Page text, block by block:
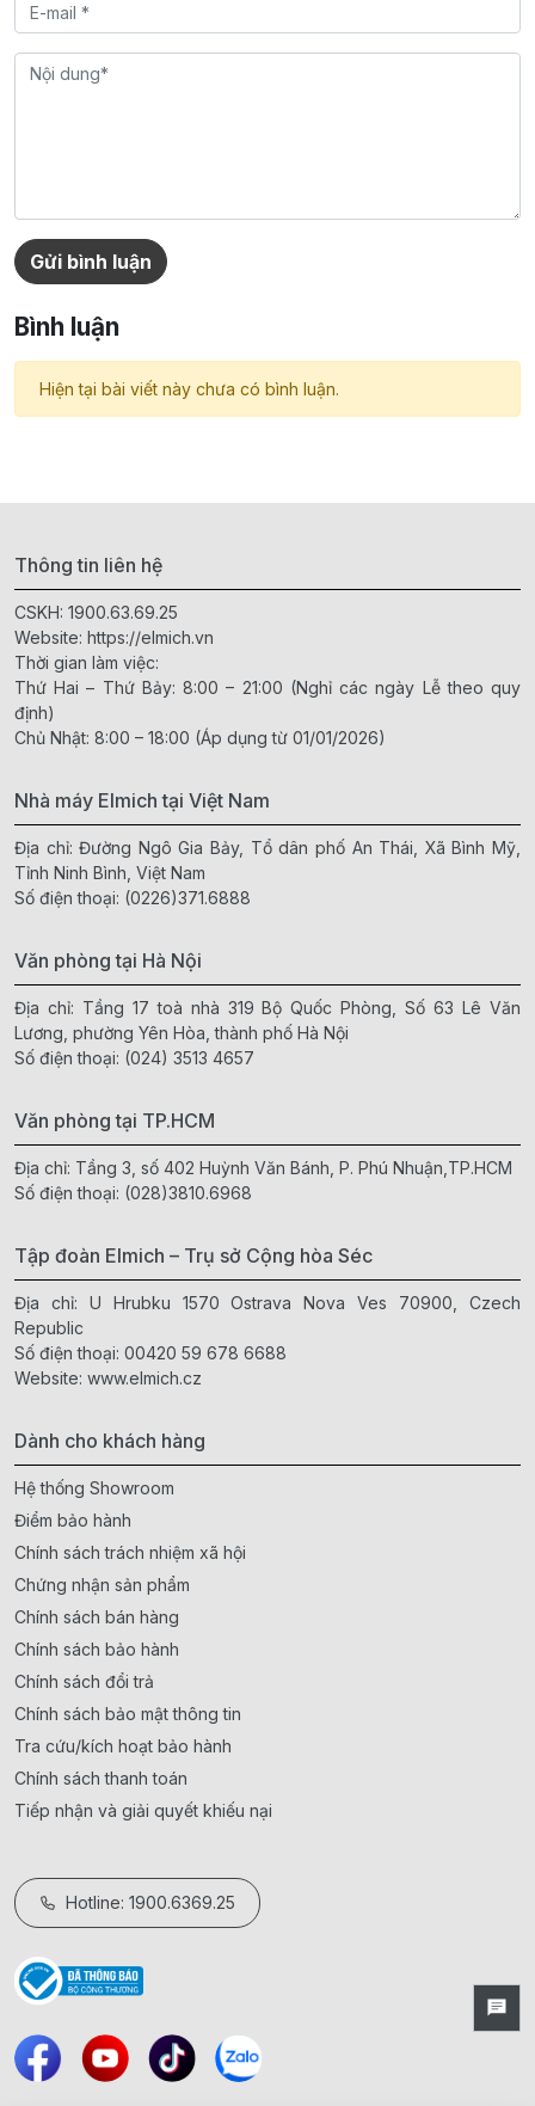
Gửi bình luận
Bình luận
Hiện tại bài viết này chưa có bình luận.
Thông tin liên hệ
CSKH: 1900.63.69.25
Website: https://elmich.vn
Thời gian làm việc:
Thứ Hai – Thứ Bảy: 8:00 – 21:00 (Nghỉ các ngày Lễ theo quy
định)
Chủ Nhật: 8:00 – 18:00 (Áp dụng từ 01/01/2026)
Nhà máy Elmich tại Việt Nam
Địa chỉ: Đường Ngô Gia Bảy, Tổ dân phố An Thái, Xã Bình Mỹ,
Tỉnh Ninh Bình, Việt Nam
Số điện thoại: (0226)371.6888
Văn phòng tại Hà Nội
Địa chỉ: Tầng 17 toà nhà 319 Bộ Quốc Phòng, Số 63 Lê Văn
Lương, phường Yên Hòa, thành phố Hà Nội
Số điện thoại: (024) 3513 4657
Văn phòng tại TP.HCM
Địa chỉ: Tầng 3, số 402 Huỳnh Văn Bánh, P. Phú Nhuận,TP.HCM
Số điện thoại: (028)3810.6968
Tập đoàn Elmich – Trụ sở Cộng hòa Séc
Địa chỉ: U Hrubku 1570 Ostrava Nova Ves 70900, Czech
Republic
Số điện thoại: 00420 59 678 6688
Website: www.elmich.cz
Dành cho khách hàng
Hệ thống Showroom
Điểm bảo hành
Chính sách trách nhiệm xã hội
Chứng nhận sản phẩm
Chính sách bán hàng
Chính sách bảo hành
Chính sách đổi trả
Chính sách bảo mật thông tin
Tra cứu/kích hoạt bảo hành
Chính sách thanh toán
Tiếp nhận và giải quyết khiếu nại
Hotline: 1900.6369.25